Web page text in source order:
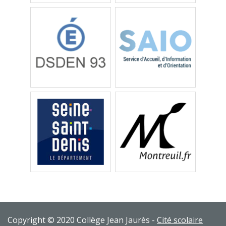
Copyright © 2020 Collège Jean Jaurès - Cité scolaire